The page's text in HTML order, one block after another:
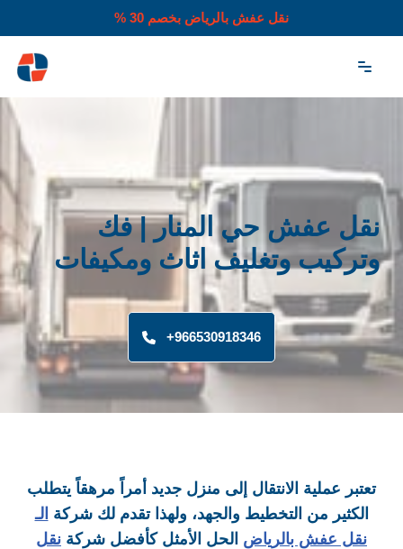
إلى
نقل عفش بالرياض بخصم 30 %
نقل عفش حي المنار | فك
وتركيب وتغليف اثاث ومكيفات
966530918346+
تعتبر عملية الانتقال إلى منزل جديد أمراً مرهقاً يتطلب
الكثير من التخطيط والجهد، ولهذا تقدم لك شركة الـ
نقل عفش بالرياض الحل الأمثل كأفضل شركة نقل